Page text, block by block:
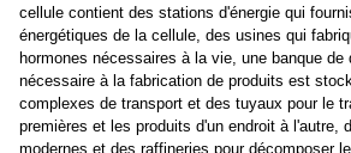
cellule contient des stations d'énergie qui
énergétiques de la cellule, des usines qui
hormones nécessaires à la vie, une banque de
nécessaire à la fabrication de produits est
complexes de transport et des tuyaux pour le
premières et les produits d'un endroit à l'autre,
modernes et des raffineries pour décomposer